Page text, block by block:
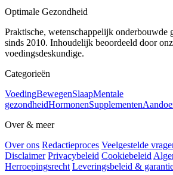
Optimale Gezondheid
Praktische, wetenschappelijk onderbouwde
sinds 2010. Inhoudelijk beoordeeld door
voedingsdeskundige.
Categorieën
VoedingBewegenSlaapMentale
gezondheidHormonenSupplementen
Over & meer
Over ons Redactieproces Veelgestelde
Disclaimer Privacybeleid Cookiebeleid
Herroepingsrecht Leveringsbeleid &